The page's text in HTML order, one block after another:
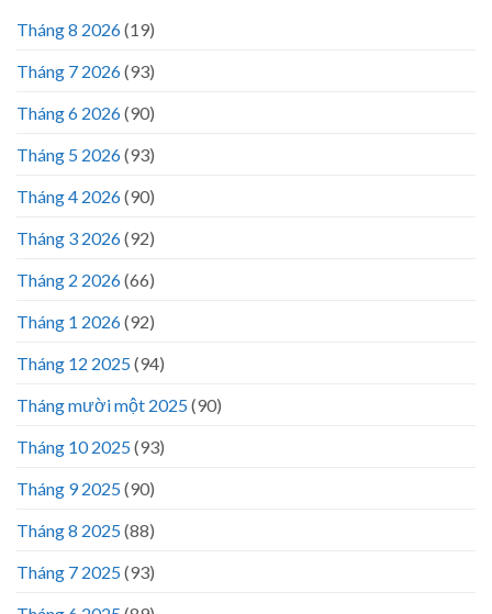
Tháng 8 2026(19)
Tháng 7 2026(93)
Tháng 6 2026(90)
Tháng 5 2026(93)
Tháng 4 2026(90)
Tháng 3 2026(92)
Tháng 2 2026(66)
Tháng 1 2026(92)
Tháng 12 2025(94)
Tháng mười một 2025(90)
Tháng 10 2025(93)
Tháng 9 2025(90)
Tháng 8 2025(88)
Tháng 7 2025(93)